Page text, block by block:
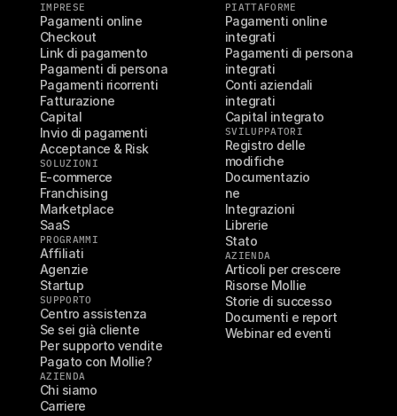
IMPRESE
Pagamenti online
Checkout
Link di pagamento
Pagamenti di persona
Pagamenti ricorrenti
Fatturazione
Capital
Invio di pagamenti
Acceptance & Risk
SOLUZIONI
E-commerce
Franchising
Marketplace
SaaS
PROGRAMMI
Affiliati
Agenzie
Startup
SUPPORTO
Centro assistenza
Se sei già cliente
Per supporto vendite
Pagato con Mollie?
AZIENDA
Chi siamo
Carriere
PIATTAFORME
Pagamenti online
integrati
Pagamenti di persona
integrati
Conti aziendali
integrati
Capital integrato
SVILUPPATORI
Registro delle
modifiche
Documentazio
ne
Integrazioni
Librerie
Stato
AZIENDA
Articoli per crescere
Risorse Mollie
Storie di successo
Documenti e report
Webinar ed eventi